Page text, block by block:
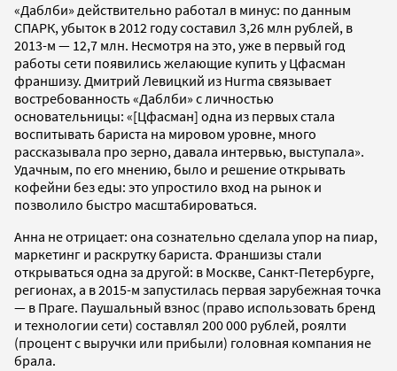
«Даблби» действительно работал в минус: по данным
СПАРК, убыток в 2012 году составил 3,26 млн рублей, в
2013-м — 12,7 млн. Несмотря на это, уже в первый год
работы сети появились желающие купить у Цфасман
франшизу. Дмитрий Левицкий из Hurma связывает
востребованность «Даблби» с личностью
основательницы: «[Цфасман] одна из первых стала
воспитывать бариста на мировом уровне, много
рассказывала про зерно, давала интервью, выступала».
Удачным, по его мнению, было и решение открывать
кофейни без еды: это упростило вход на рынок и
позволило быстро масштабироваться.
Анна не отрицает: она сознательно сделала упор на пиар,
маркетинг и раскрутку бариста. Франшизы стали
открываться одна за другой: в Москве, Санкт-Петербурге,
регионах, а в 2015-м запустилась первая зарубежная точка
— в Праге. Паушальный взнос (право использовать бренд
и технологии сети) составлял 200 000 рублей, роялти
(процент с выручки или прибыли) головная компания не
брала.